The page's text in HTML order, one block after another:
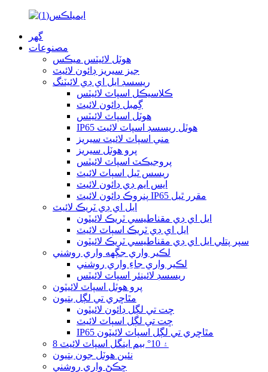
گھر
مصنوعات
هوٽل لائيٽس ميڪس
جيز سيريز ڊائون لائيٽ
ريسسڊ ايل اي ڊي لائيٽنگ
ڪلاسيڪل اسپاٽ لائيٽس
گِمبل ڊائون لائيٽ
هوٽل اسپاٽ لائيٽس
IP65 هوٽل ريسسڊ اسپاٽ لائيٽ
مني اسپاٽ لائيٽ سيريز
پرو هوٽل سيريز
پروجيڪٽ اسپاٽ لائيٽس
ريسس ٿيل اسپاٽ لائيٽ
ايس ايم ڊي ڊائون لائيٽ
پنروڪ ڊائون لائيٽ IP65 مقرر ٿيل
ايل اي ڊي ٽريڪ لائيٽ
ايل اي ڊي مقناطيسي ٽريڪ لائيٽون
ايل اي ڊي ٽريڪ اسپاٽ لائيٽ
سپر پتلي ايل اي ڊي مقناطيسي ٽريڪ لائيٽون
لڪير واري جڳهه واري روشني
لڪير واري جاءِ واري روشني
ريسسڊ لائينئر اسپاٽ لائيٽس
پرو هوٽل اسپاٽ لائيٽون
مٿاڇري تي لڳل بتيون
ڇت تي لڳل ڊائون لائيٽون
ڇت تي لڳل اسپاٽ لائيٽ
IP65 مٿاڇري تي لڳل اسپاٽ لائيٽون
8 ۽ 10° بيم اينگل اسپاٽ لائيٽ
نئين هوٽل جون بتيون
ڇڪڻ واري روشني